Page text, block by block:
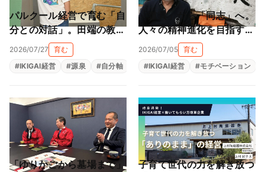
パルクール経営で育む「自
分との対話」。田端の教室
が作る大人も子供も輝ける
居場所（NEWTAROS ）
2026/07/27
育む
#IKIGAI経営 #源泉 #自分軸 自己理解 #自律型人材育成
「道具」から「同志」へ。
人々の精神進化を目指す地
球黒字化経営（栗山縫製株
2026/07/05 育む
#IKIGAI経営 #モチベーション
「ゆりかごから墓場まで」
子育て世代の力を解き放つ